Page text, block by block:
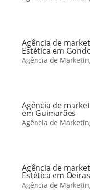
Agência de
Estética em
Agência de
Agência de
em Guimarães
Agência de
Agência de
Estética em Oeiras
Agência de